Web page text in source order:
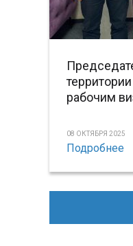
рабочим
08 ОКТЯБРЯ 2025
Подробнее